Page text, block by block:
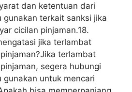
dan ketentuan dari
gunakan terkait sanksi jika
cicilan pinjaman.18.
jika terlambat
terlambat
segera hubungi
gunakan untuk mencari